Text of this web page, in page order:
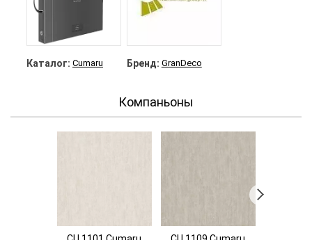
Каталог: Cumaru Бренд: GranDeco
Компаньоны